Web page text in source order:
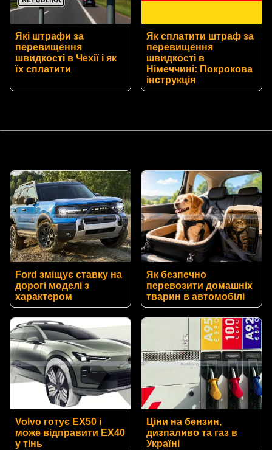
Які штрафи за
перевищення
швидкості в Чехії і як
їх сплатити
Як сплатити штраф за
перевищення
швидкості в
Німеччині: Покрокова
інструкція
Ford зміщує ставку на
дорогі моделі з
характером
Як безпечно
перевозити домашніх
тварин в автомобілі
Volvo готує EX50 і
може відправити EX40
у тінь
Ціни на бензин,
дизпаливо та газ в
Україні